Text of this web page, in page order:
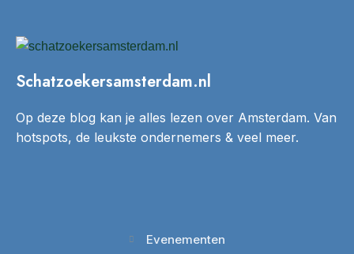
Schatzoekersamsterdam.nl
Op deze blog kan je alles lezen over Amsterdam. Van
hotspots, de leukste ondernemers & veel meer.
Evenementen